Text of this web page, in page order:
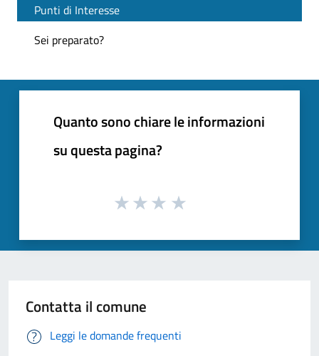
Punti di Interesse
Sei preparato?
Quanto sono chiare le informazioni
su questa pagina?
Contatta il comune
Leggi le domande frequenti